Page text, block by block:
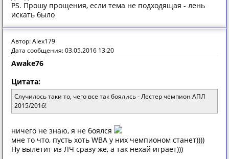
PS. Прошу прощения, если тема не подходящая - лень
искать было
Автор: Alex179
Дата сообщения: 03.05.2016 13:20
Awake76
Цитата:
Случилось таки то, чего все так боялись - Лестер чемпион АПЛ
2015/2016!
ничего не знаю, я не боялся
мне то что, пусть хоть WBA у них чемпионом станет))))
Ну вылетит из ЛЧ сразу же, а так нехай играет)))